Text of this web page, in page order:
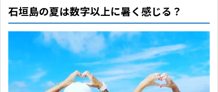
石垣島の夏は数字以上に暑く感じる？